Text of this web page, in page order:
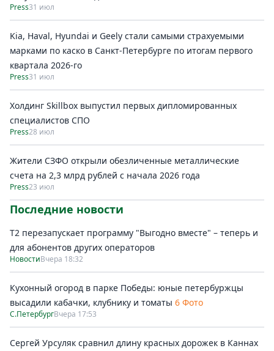
Press31 июл
Kia, Haval, Hyundai и Geely стали самыми страхуемыми
марками по каско в Санкт-Петербурге по итогам первого
квартала 2026-го
Press31 июл
Холдинг Skillbox выпустил первых дипломированных
специалистов СПО
Press28 июл
Жители СЗФО открыли обезличенные металлические
счета на 2,3 млрд рублей с начала 2026 года
Press23 июл
Последние новости
Т2 перезапускает программу "Выгодно вместе" – теперь и
для абонентов других операторов
НовостиВчера 18:32
Кухонный огород в парке Победы: юные петербуржцы
высадили кабачки, клубнику и томаты 6 Фото
С.ПетербургВчера 17:53
Сергей Урсуляк сравнил длину красных дорожек в Каннах